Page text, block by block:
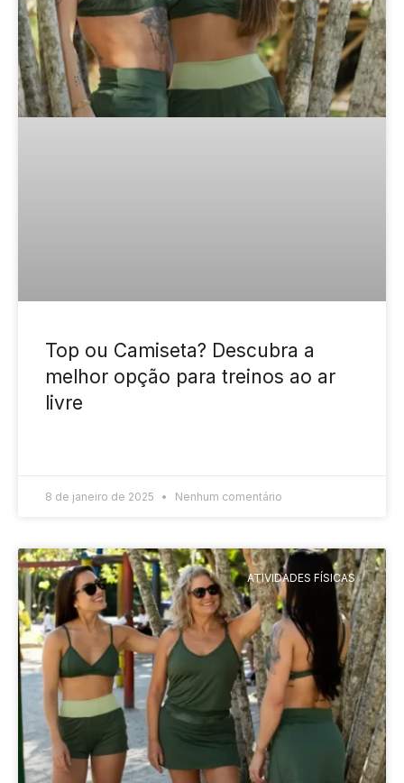
Top ou Camiseta? Descubra a
melhor opção para treinos ao ar
livre
8 de janeiro de 2025 Nenhum comentário
ATIVIDADES FÍSICAS